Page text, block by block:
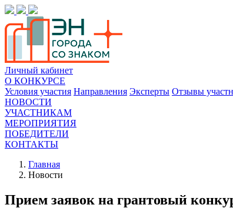
Личный кабинет
О КОНКУРСЕ
Условия участия Направления Эксперты Отзывы
НОВОСТИ
УЧАСТНИКАМ
МЕРОПРИЯТИЯ
ПОБЕДИТЕЛИ
КОНТАКТЫ
Главная
Новости
Прием заявок на грантовый